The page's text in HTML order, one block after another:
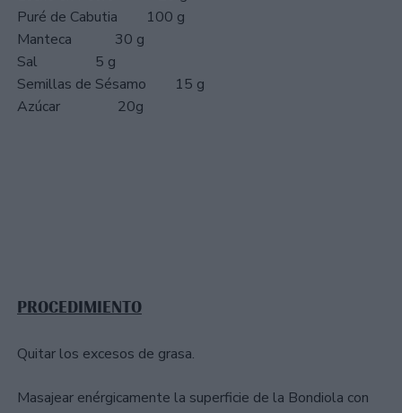
Puré de Cabutia 100 g
Manteca 30 g
Sal 5 g
Semillas de Sésamo 15 g
Azúcar 20g
PROCEDIMIENTO
Quitar los excesos de grasa.
Masajear enérgicamente la superficie de la Bondiola con